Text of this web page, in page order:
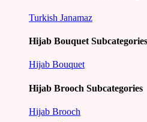
Turkish Janamaz
Hijab Bouquet Subcategories
Hijab Bouquet
Hijab Brooch Subcategories
Hijab Brooch